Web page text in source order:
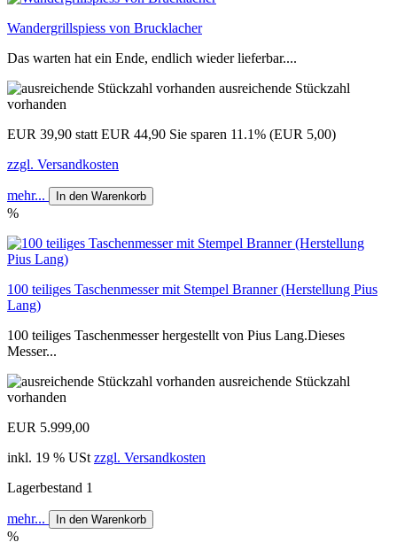
Wandergrillspiess von Brucklacher
Das warten hat ein Ende, endlich wieder lieferbar....
ausreichende Stückzahl
vorhanden
EUR 39,90 statt EUR 44,90 Sie sparen 11.1% (EUR 5,00)
zzgl. Versandkosten
mehr... In den Warenkorb
%
100 teiliges Taschenmesser mit Stempel Branner (Herstellung Pius
Lang)
100 teiliges Taschenmesser hergestellt von Pius Lang.Dieses
Messer...
ausreichende Stückzahl
vorhanden
EUR 5.999,00
inkl. 19 % USt zzgl. Versandkosten
Lagerbestand 1
mehr... In den Warenkorb
%